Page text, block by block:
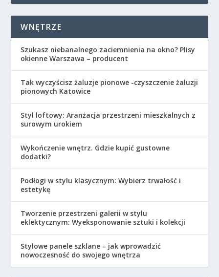
WNĘTRZE
Szukasz niebanalnego zaciemnienia na okno? Plisy
okienne Warszawa – producent
Tak wyczyścisz żaluzje pionowe -czyszczenie żaluzji
pionowych Katowice
Styl loftowy: Aranżacja przestrzeni mieszkalnych z
surowym urokiem
Wykończenie wnętrz. Gdzie kupić gustowne
dodatki?
Podłogi w stylu klasycznym: Wybierz trwałość i
estetykę
Tworzenie przestrzeni galerii w stylu
eklektycznym: Wyeksponowanie sztuki i kolekcji
Stylowe panele szklane – jak wprowadzić
nowoczesność do swojego wnętrza